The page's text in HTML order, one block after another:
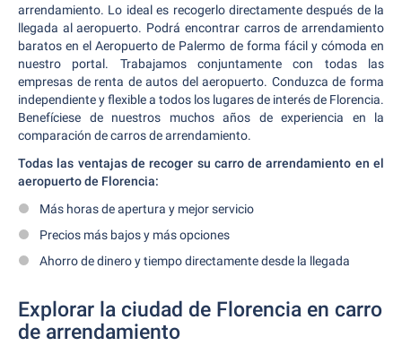
arrendamiento. Lo ideal es recogerlo directamente después de la
llegada al aeropuerto. Podrá encontrar carros de arrendamiento
baratos en el Aeropuerto de Palermo de forma fácil y cómoda en
nuestro portal. Trabajamos conjuntamente con todas las
empresas de renta de autos del aeropuerto. Conduzca de forma
independiente y flexible a todos los lugares de interés de Florencia.
Benefíciese de nuestros muchos años de experiencia en la
comparación de carros de arrendamiento.
Todas las ventajas de recoger su carro de arrendamiento en el
aeropuerto de Florencia:
Más horas de apertura y mejor servicio
Precios más bajos y más opciones
Ahorro de dinero y tiempo directamente desde la llegada
Explorar la ciudad de Florencia en carro
de arrendamiento